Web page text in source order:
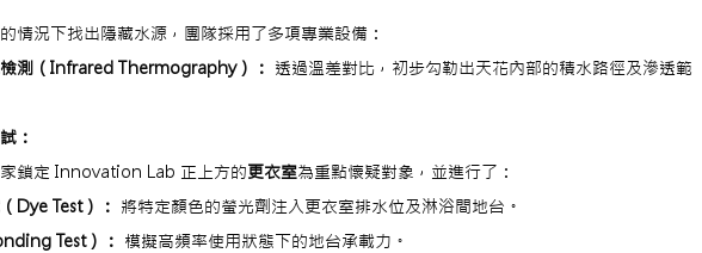
情況下找出隱藏水源，團隊採用了多項專業設備：
測（Infrared Thermography）： 透過溫差對比，初步勾勒出天花內部的積水路徑及滲透範
：
鎖定 Innovation Lab 正上方的更衣室為重點懷疑對象，並進行了：
Dye Test）： 將特定顏色的螢光劑注入更衣室排水位及淋浴間地台。
Test）： 模擬高頻率使用狀態下的地台承載力。